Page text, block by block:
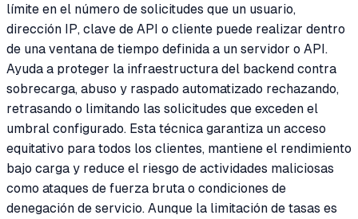
límite en el número de solicitudes que un usuario,
dirección IP, clave de API o cliente puede realizar dentro
de una ventana de tiempo definida a un servidor o API.
Ayuda a proteger la infraestructura del backend contra
sobrecarga, abuso y raspado automatizado rechazando,
retrasando o limitando las solicitudes que exceden el
umbral configurado. Esta técnica garantiza un acceso
equitativo para todos los clientes, mantiene el rendimiento
bajo carga y reduce el riesgo de actividades maliciosas
como ataques de fuerza bruta o condiciones de
denegación de servicio. Aunque la limitación de tasas es